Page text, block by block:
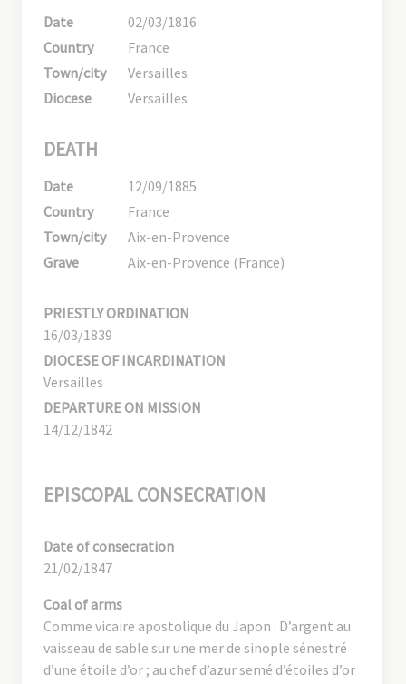
Date
02/03/1816
Country
France
Town/city
Versailles
Diocese
Versailles
DEATH
Date
12/09/1885
Country
France
Town/city
Aix-en-Provence
Grave
Aix-en-Provence (France)
PRIESTLY ORDINATION
16/03/1839
DIOCESE OF INCARDINATION
Versailles
DEPARTURE ON MISSION
14/12/1842
EPISCOPAL CONSECRATION
Date of consecration
21/02/1847
Coal of arms
Comme vicaire apostolique du Japon­ : D’argent au
vaisseau de sable sur une mer de sinople sénestré
d’une étoile d’or­ ; au chef d’azur semé d’étoiles d’or